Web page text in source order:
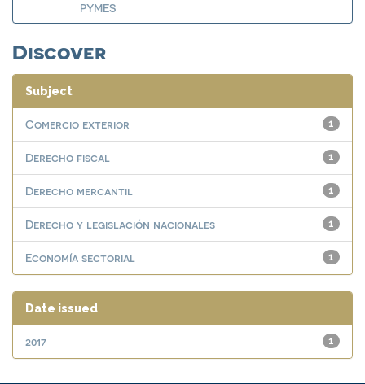
PYMES
Discover
Subject
1
Comercio exterior
1
Derecho fiscal
1
Derecho mercantil
1
Derecho y legislación nacionales
1
Economía sectorial
Date issued
1
2017